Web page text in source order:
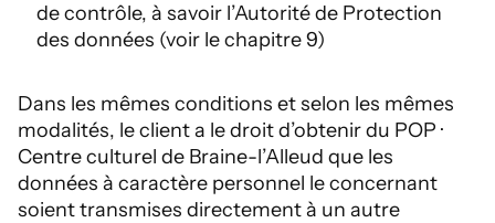
de contrôle, à savoir l’Autorité de Protection
des données (voir le chapitre 9)
Dans les mêmes conditions et selon les mêmes
modalités, le client a le droit d’obtenir du POP ·
Centre culturel de Braine-l’Alleud que les
données à caractère personnel le concernant
soient transmises directement à un autre